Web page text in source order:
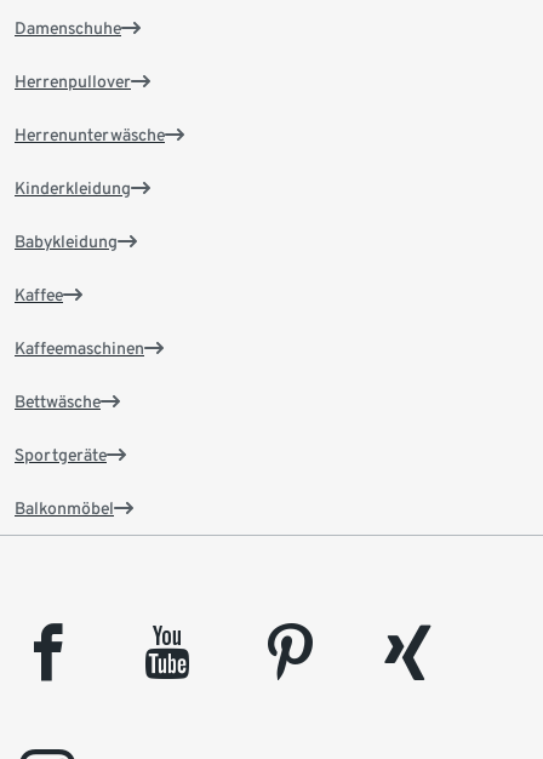
Damenschuhe
Herrenpullover
Herrenunterwäsche
Kinderkleidung
Babykleidung
Kaffee
Kaffeemaschinen
Bettwäsche
Sportgeräte
Balkonmöbel
facebook youtube pinterest
xing